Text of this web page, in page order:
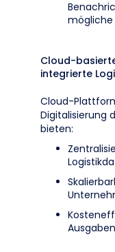
mögliche
Cloud-
integrierte
Cloud-
Digitalisierung
bieten: